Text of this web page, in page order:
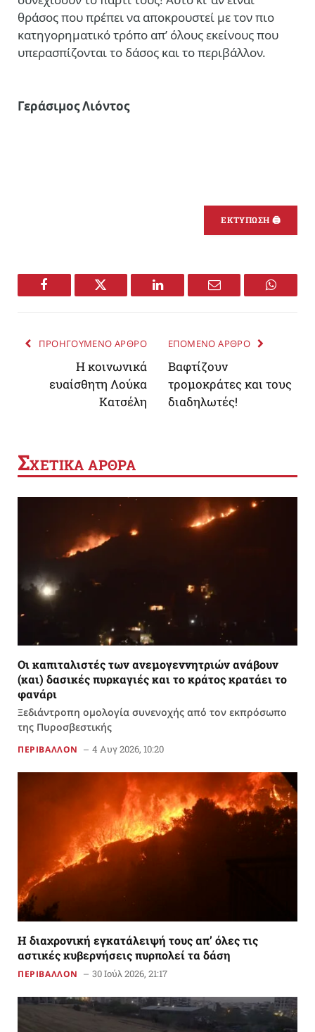
θράσος που πρέπει να αποκρουστεί με τον πιο
κατηγορηματικό τρόπο απ’ όλους εκείνους που
υπερασπίζονται το δάσος και το περιβάλλον.
Γεράσιμος Λιόντος
ΕΚΤΥΠΩΣΗ 🖨
Facebook Twitter LinkedIn Email
ΠΡΟΗΓΟΥΜΕΝΟ ΑΡΘΡΟ
Η κοινωνικά
ευαίσθητη Λούκα
Κατσέλη
ΕΠΟΜΕΝΟ ΑΡΘΡΟ
Βαφτίζουν
τρομοκράτες και τους
διαδηλωτές!
ΣΧΕΤΙΚΑ ΑΡΘΡΑ
Οι καπιταλιστές των ανεμογεννητριών ανάβουν
(και) δασικές πυρκαγιές και το κράτος κρατάει το
φανάρι
Ξεδιάντροπη ομολογία συνενοχής από τον εκπρόσωπο
της Πυροσβεστικής
ΠΕΡΙΒΑΛΛΟΝ 4 Αυγ 2026, 10:20
Η διαχρονική εγκατάλειψή τους απ’ όλες τις
αστικές κυβερνήσεις πυρπολεί τα δάση
ΠΕΡΙΒΑΛΛΟΝ 30 Ιούλ 2026, 21:17